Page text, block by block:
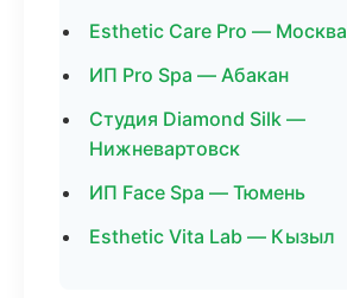
Esthetic Care Pro — Москва
ИП Pro Spa — Абакан
Студия Diamond Silk —
Нижневартовск
ИП Face Spa — Тюмень
Esthetic Vita Lab — Кызыл